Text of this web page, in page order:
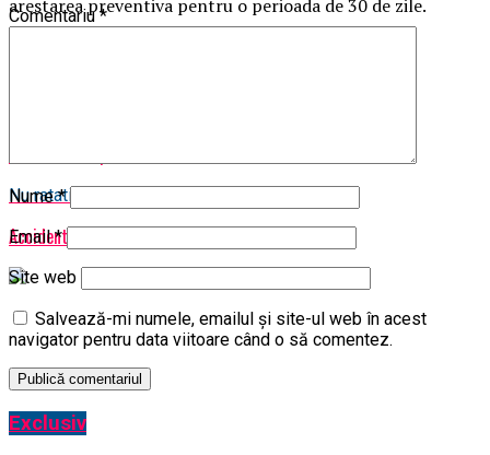
arestarea preventiva pentru o perioada de 30 de zile.
Nu ratati
Accident in Bacau. Soferul era baut
Comentariu*
Nume*
Email*
Site web
Salvează-mi numele, emailul și site-ul web în acest
navigator pentru data viitoare când o să comentez.
Exclusiv